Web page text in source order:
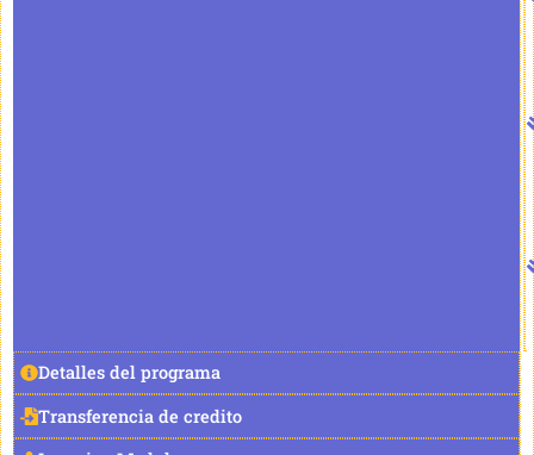
Detalles del programa
Transferencia de credito